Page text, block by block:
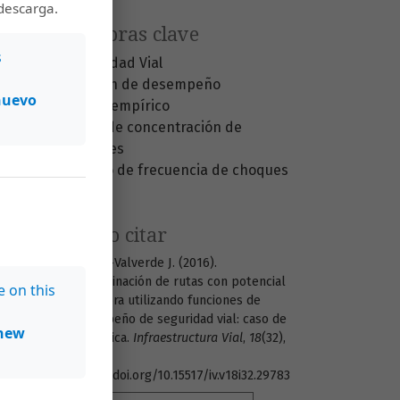
Palabras clave
Seguridad Vial
función de desempeño
Bayes empírico
rutas de concentración de
choques
exceso de frecuencia de choques
Cómo citar
Agüero-Valverde J. (2016).
Determinación de rutas con potencial
de mejora utilizando funciones de
desempeño de seguridad vial: caso de
Costa Rica. Infraestructura Vial, 18(32),
https://doi.org/10.15517/iv.v18i32.29783
on this